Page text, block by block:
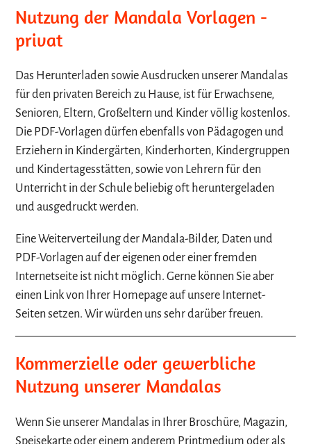
Nutzung der Mandala Vorlagen -
privat
Das Herunterladen sowie Ausdrucken unserer Mandalas
für den privaten Bereich zu Hause, ist für Erwachsene,
Senioren, Eltern, Großeltern und Kinder völlig kostenlos.
Die PDF-Vorlagen dürfen ebenfalls von Pädagogen und
Erziehern in Kindergärten, Kinderhorten, Kindergruppen
und Kindertagesstätten, sowie von Lehrern für den
Unterricht in der Schule beliebig oft heruntergeladen
und ausgedruckt werden.
Eine Weiterverteilung der Mandala-Bilder, Daten und
PDF-Vorlagen auf der eigenen oder einer fremden
Internetseite ist nicht möglich. Gerne können Sie aber
einen Link von Ihrer Homepage auf unsere Internet-
Seiten setzen. Wir würden uns sehr darüber freuen.
Kommerzielle oder gewerbliche
Nutzung unserer Mandalas
Wenn Sie unserer Mandalas in Ihrer Broschüre, Magazin,
Speisekarte oder einem anderem Printmedium oder als